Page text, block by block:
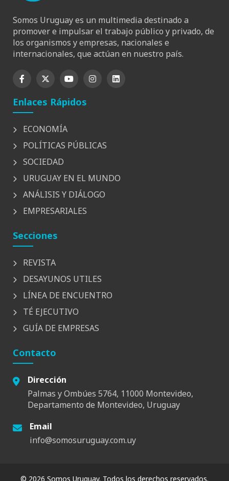
Somos Uruguay es un multimedia destinado a
promover e impulsar el trabajo público y privado, de
los organismos y empresas, nacionales e
internacionales, que actúan en nuestro país.
Enlaces Rápidos
ECONOMÍA
POLÍTICAS PÚBLICAS
SOCIEDAD
URUGUAY EN EL MUNDO
ANÁLISIS Y DIÁLOGO
EMPRESARIALES
Secciones
REVISTA
DESAYUNOS UTILES
LÍNEA DE ENCUENTRO
TÉ EJECUTIVO
GUÍA DE EMPRESAS
Contacto
Dirección
Palmas y Ombúes 5764, 11000 Montevideo,
Departamento de Montevideo, Uruguay
Email
info@somosuruguay.com.uy
© 2026 Somos Uruguay. Todos los derechos reservados.